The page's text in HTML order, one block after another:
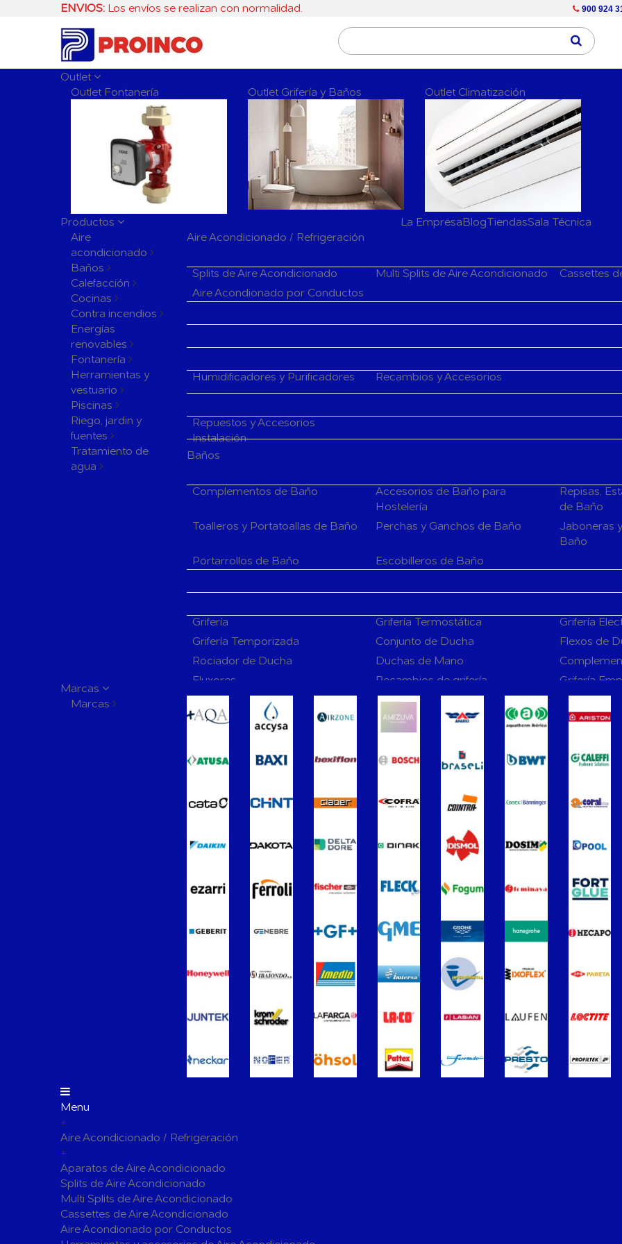
ENVIOS: Los envíos se realizan con normalidad. 900 924
Outlet
Outlet Fontanería
Outlet Grifería y Baños Outlet Climatización
Sala Técnica
Tiendas
Blog
La Empresa
Productos
Aire
acondicionado
Baños
Calefacción
Cocinas
Contra incendios
Energías
renovables
Fontanería
Herramientas y
vestuario
Piscinas
Riego, jardin y
fuentes
Tratamiento de
agua
Aire Acondicionado / Refrigeración
Splits de Aire Acondicionado
Multi Splits de Aire Acondicionado
Cassettes
Aire Acondionado por Conductos
Humidificadores y Purificadores
Recambios y Accesorios
Repuestos y Accesorios
Instalación
Baños
Complementos de Baño
Accesorios de Baño para
Hostelería
Repisas,
de Baño
Toalleros y Portatoallas de Baño
Perchas y Ganchos de Baño
Jaboneras
Baño
Portarrollos de Baño
Escobilleros de Baño
Grifería
Grifería Termostática
Grifería
Grifería Temporizada
Conjunto de Ducha
Flexos de
Rociador de Ducha
Duchas de Mano
Fluxores
Recambios de grifería
Grifería
Mamparas de Baño
Muebles de Baño
Mecanismos
Sanitarios
Lavabos
Bañeras
Urinarios
Placas de Accionamiento para
Cisternas Para Inodoros
Cisternas
Seguridad en el Baño
Wellness
Manómetros
Termometros
Tapones, purgadores y accesorios
para radiador
Soportes para Radiadores
Acumuladores e
Bombas Circuladoras / Grupos de Bombeo
Bombas Simples para ACS
Calderas Murales a Gas
Grupos Térmicos de Gasóleo
Calentadores a Gas
Depósitos de Gasóleo
Emisores Térmicos Eléctricos
Chimenea Modular de Aluminio
Evacuación de Calderas
Distribución y Colectores
Marcas
Marcas
Menu
+
Aire Acondicionado / Refrigeración
+
Aparatos de Aire Acondicionado
Splits de Aire Acondicionado
Multi Splits de Aire Acondicionado
Cassettes de Aire Acondicionado
Aire Acondionado por Conductos